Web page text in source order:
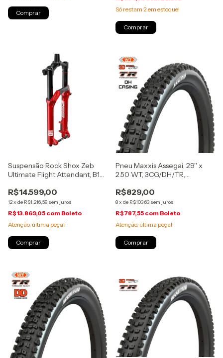
Só restam 2em estoque!
Suspensão Rock Shox Zeb
Ultimate Flight Attendant, B1
(00.4021.275.001)
R$14.599,00
12x de R$1.216,58 sem juros
R$13.869,05 com Boleto
Atenção, última peça!
Pneu Maxxis Assegai, 29'' x
2.50 WT, 3CG/DH/TR,
R$829,00
8x de R$103,63 sem juros
R$787,55 com Boleto
Atenção, última peça!